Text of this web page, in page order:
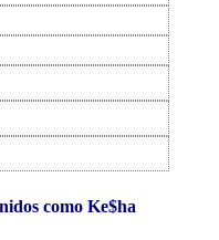
como Ke$ha